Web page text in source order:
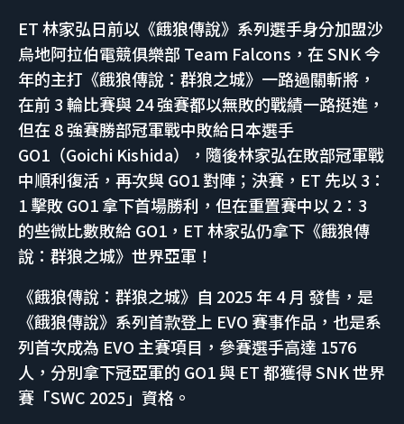
ET 林家弘日前以《餓狼傳說》系列選手身分加盟沙
烏地阿拉伯電競俱樂部 Team Falcons，在 SNK 今
年的主打《餓狼傳說：群狼之城》一路過關斬將，
在前 3 輪比賽與 24 強賽都以無敗的戰績一路挺進，
但在 8 強賽勝部冠軍戰中敗給日本選手
GO1（Goichi Kishida），隨後林家弘在敗部冠軍戰
中順利復活，再次與 GO1 對陣；決賽，ET 先以 3：
1 擊敗 GO1 拿下首場勝利，但在重置賽中以 2：3
的些微比數敗給 GO1，ET 林家弘仍拿下《餓狼傳
說：群狼之城》世界亞軍！
《餓狼傳說：群狼之城》自 2025 年 4 月 發售，是
《餓狼傳說》系列首款登上 EVO 賽事作品，也是系
列首次成為 EVO 主賽項目，參賽選手高達 1576
人，分別拿下冠亞軍的 GO1 與 ET 都獲得 SNK 世界
賽「SWC 2025」資格。